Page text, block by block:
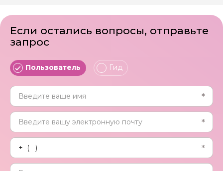
Если остались вопросы, отправьте
запрос
Пользователь Гид